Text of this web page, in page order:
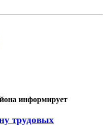
информирует
трудовых